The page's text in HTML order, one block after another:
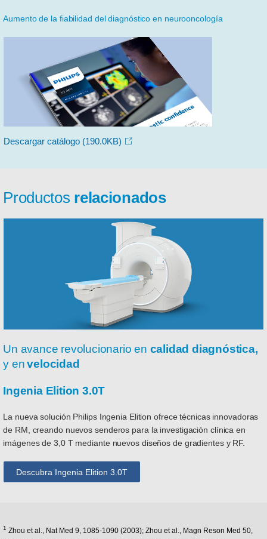
Aumento de la fiabilidad del diagnóstico en neurooncología
Descargar catálogo (190.0KB)
Productos relacionados
Un avance revolucionario en calidad diagnóstica,
y en velocidad
Ingenia Elition 3.0T
La nueva solución Philips Ingenia Elition ofrece técnicas innovadoras
de RM, creando nuevos senderos para la investigación clínica en
imágenes de 3,0 T mediante nuevos diseños de gradientes y RF.
Descubra Ingenia Elition 3.0T
1 Zhou et al., Nat Med 9, 1085-1090 (2003); Zhou et al., Magn Reson Med 50,